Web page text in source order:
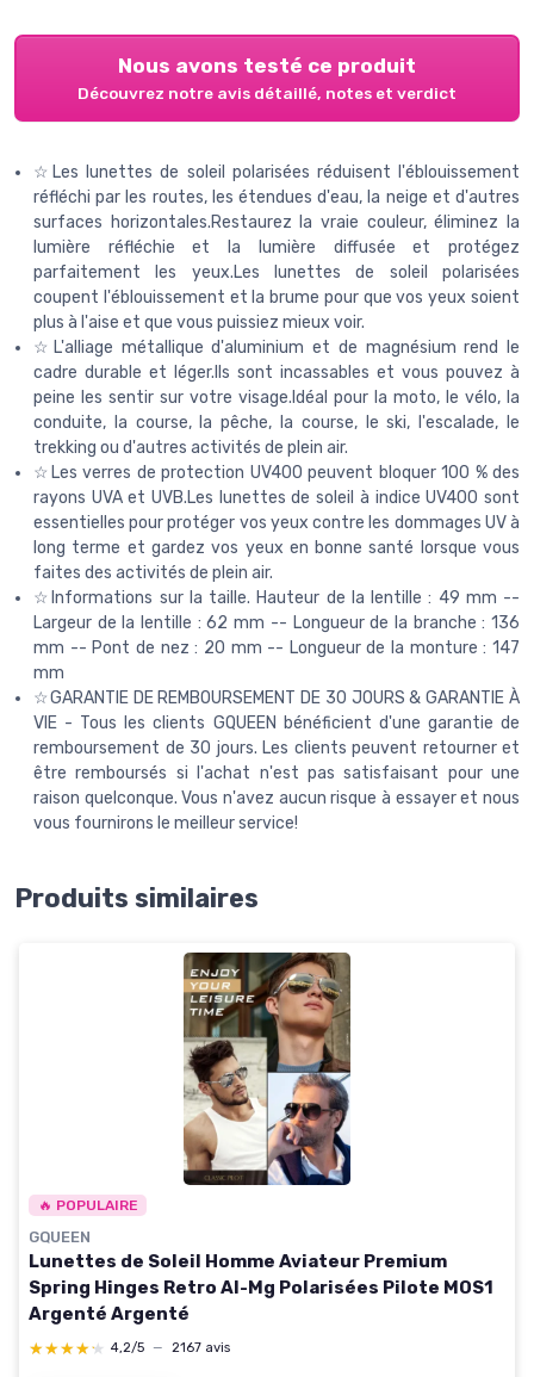
Nous avons testé ce produit
Découvrez notre avis détaillé, notes et verdict
☆Les lunettes de soleil polarisées réduisent l'éblouissement
réfléchi par les routes, les étendues d'eau, la neige et d'autres
surfaces horizontales.Restaurez la vraie couleur, éliminez la
lumière réfléchie et la lumière diffusée et protégez
parfaitement les yeux.Les lunettes de soleil polarisées
coupent l'éblouissement et la brume pour que vos yeux soient
plus à l'aise et que vous puissiez mieux voir.
☆L'alliage métallique d'aluminium et de magnésium rend le
cadre durable et léger.Ils sont incassables et vous pouvez à
peine les sentir sur votre visage.Idéal pour la moto, le vélo, la
conduite, la course, la pêche, la course, le ski, l'escalade, le
trekking ou d'autres activités de plein air.
☆Les verres de protection UV400 peuvent bloquer 100 % des
rayons UVA et UVB.Les lunettes de soleil à indice UV400 sont
essentielles pour protéger vos yeux contre les dommages UV à
long terme et gardez vos yeux en bonne santé lorsque vous
faites des activités de plein air.
☆Informations sur la taille. Hauteur de la lentille : 49 mm --
Largeur de la lentille : 62 mm -- Longueur de la branche : 136
mm -- Pont de nez : 20 mm -- Longueur de la monture : 147
mm
☆GARANTIE DE REMBOURSEMENT DE 30 JOURS & GARANTIE À
VIE - Tous les clients GQUEEN bénéficient d'une garantie de
remboursement de 30 jours. Les clients peuvent retourner et
être remboursés si l'achat n'est pas satisfaisant pour une
raison quelconque. Vous n'avez aucun risque à essayer et nous
vous fournirons le meilleur service!
Produits similaires
🔥 POPULAIRE
GQUEEN
Lunettes de Soleil Homme Aviateur Premium
Spring Hinges Retro Al-Mg Polarisées Pilote MOS1
Argenté Argenté
★★★★★
★★★★★ 4,2/5 — 2167 avis